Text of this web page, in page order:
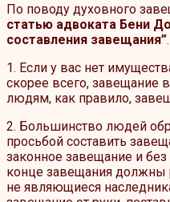
По поводу духовного
статью адвоката Бени
составления завещания”.
1. Если у вас нет
скорее всего,
людям, как правило,
2. Большинство людей
просьбой составить
законное завещание и без
конце завещания должны
не являющиеся